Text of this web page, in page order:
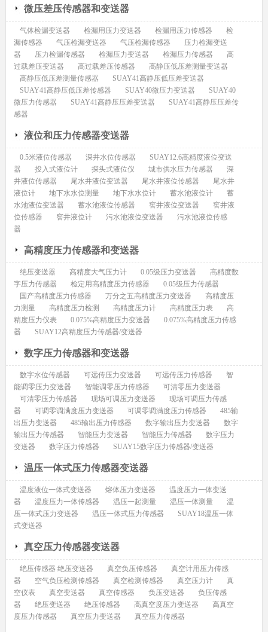
微压差压传感器和变送器
气体检漏变送器 检漏用压力变送器 检漏用压力传感器
检
漏传感器
气压检漏变送器 气压检漏传感器
压力检漏变送
器
压力检漏传感器 检漏压力变送器 检漏压力传感器
高
过载差压变送器
高过载差压传感器
高静压低压差测量变送器
高静压低压差测量传感器
SUAY41高静压低压差变送器
SUAY41高静压低压差传感器
SUAY40微压力变送器
SUAY40
微压力传感器
SUAY41高静压压差变送器
SUAY41高静压压差传
感器
液位和压力传感器变送器
0.5米液位传感器 深井水位传感器
SUAY12.6高精度液位变送
器
投入式液位计 探头式液位仪 城市供水压力传感器
深
井液位传感器
尾水井液位变送器 尾水井液位传感器
尾水井
液位计
地下水水位测量 地下水水位计 蓄水池液位计
蓄
水池液位变送器
蓄水池液位传感器 窖井液位变送器
窖井液
位传感器
窖井液位计 污水池液位变送器
污水池液位传感
器
高精度压力传感器和变送器
绝压变送器 高精度大气压力计 0.05级压力变送器
高精度数
字压力传感器
检定用高精度压力传感器
0.05级压力传感器
国产高精度压力传感器
万分之五高精度压力变送器
高精度压
力测量
高精度压力检测 高精度压力计 高精度压力表
高
精度压力仪表
0.075%高精度压力变送器
0.075%高精度压力传感
器
SUAY12高精度压力传感器/变送器
数字压力传感器和变送器
数字水位传感器 可远传压力变送器 可远传压力传感器
智
能调零压力变送器
智能调零压力传感器
可清零压力变送器
可清零压力传感器
现场可调压力变送器
现场可调压力传感
器
可调零调满度压力变送器 可调零调满度压力传感器
485输
出压力变送器
485输出压力传感器 数字输出压力变送器
数字
输出压力传感器
智能压力变送器 智能压力传感器
数字压力
变送器
数字压力传感器 SUAY15数字压力传感器/变送器
温压一体式压力传感器变送器
温度液位一体式变送器 熔体压力变送器
温度压力一体变送
器
温度压力一体传感器 温压一起测量 温压一体测量
温
压一体式压力变送器
温压一体式压力传感器
SUAY18温压一体
式变送器
真空压力传感器变送器
绝压传感器 绝压变送器 真空负压传感器
真空计用压力传感
器
空气负压检测传感器 真空检测传感器 真空压力计
真
空仪表
真空变送器 真空传感器 负压变送器
负压传感
器
绝压变送器 绝压传感器 高真空度压力变送器
高真空
度压力传感器
真空压力变送器 真空压力传感器